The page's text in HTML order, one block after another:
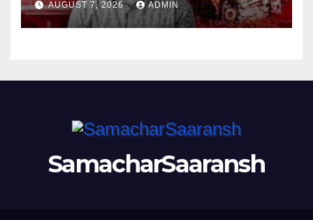
AUGUST 7, 2026 ADMIN
SamacharSaaransh